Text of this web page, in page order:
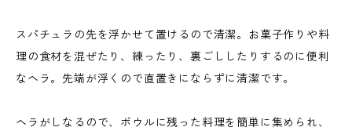
スパチュラの先を浮かせて置けるので清潔。お菓子作りや料
理の食材を混ぜたり、練ったり、裏ごししたりするのに便利
なヘラ。先端が浮くので直置きにならずに清潔です。
ヘラがしなるので、ボウルに残った料理を簡単に集められ、